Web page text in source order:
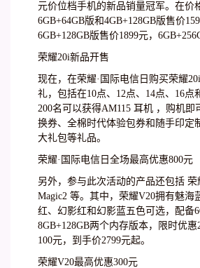
元价位档手机的新品销量冠军。在价
6GB+64GB版和4GB+128GB版售价
6GB+128GB版售价1899元，
荣耀20i新品开售
现在，在荣耀·国际电信日购买荣耀
礼，包括在10点、12点、14点、16点
200名可以获得AM115 耳机 ，购机即
换券、全棉时代体验包券和随手印定
大礼包等礼品。
荣耀·国际电信日全场最高优惠800元
另外，参与此次活动的产品还包括 荣
Magic2 等。其中，荣耀V20拥有魅海
红、幻影红和幻影蓝五色可选，配备
8GB+128GB两个内存版本，限时优
100元，到手价2799元起。
荣耀V20最高优惠300元